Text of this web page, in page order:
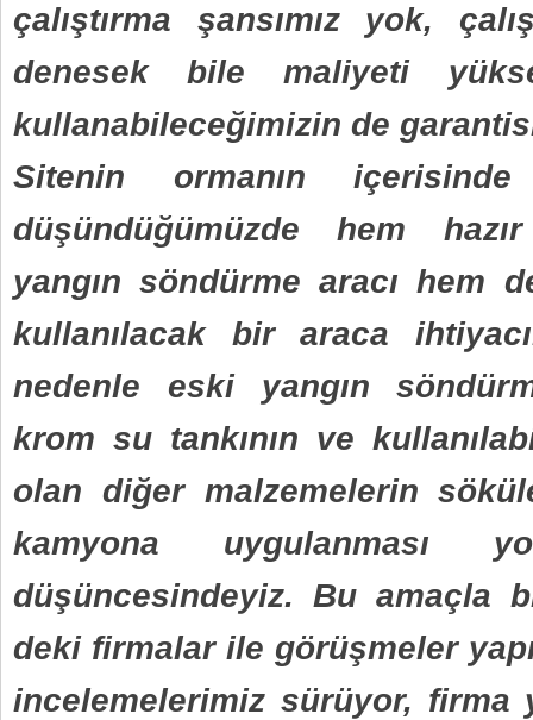
çalıştırma şansımız yok,
denesek bile maliyeti
kullanabileceğimizin de
Sitenin ormanın
düşündüğümüzde hem
yangın söndürme aracı hem
kullanılacak bir araca
nedenle eski yangın
krom su tankının ve
olan diğer malzemelerin
kamyona uygulanması
düşüncesindeyiz. Bu amaçla
deki firmalar ile görüşmeler
incelemelerimiz sürüyor, firma